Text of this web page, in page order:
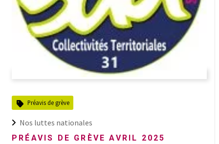
Préavis de grève
Nos luttes nationales
PRÉAVIS DE GRÈVE AVRIL 2025